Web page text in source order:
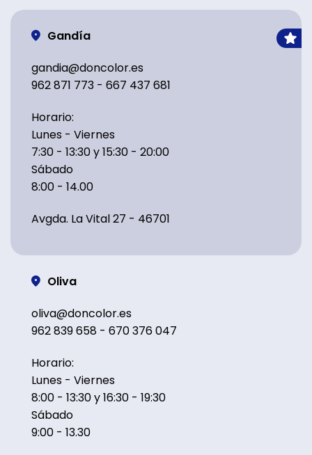
Gandía
gandia@doncolor.es
962 871 773 - 667 437 681
Horario:
Lunes - Viernes
7:30 - 13:30 y 15:30 - 20:00
Sábado
8:00 - 14.00
Avgda. La Vital 27 - 46701
Oliva
oliva@doncolor.es
962 839 658 - 670 376 047
Horario:
Lunes - Viernes
8:00 - 13:30 y 16:30 - 19:30
Sábado
9:00 - 13.30